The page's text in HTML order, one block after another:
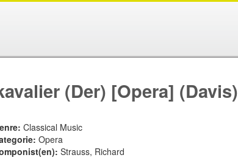
(Der) [Opera] (Davis)
Classical Music
Opera
Strauss, Richard